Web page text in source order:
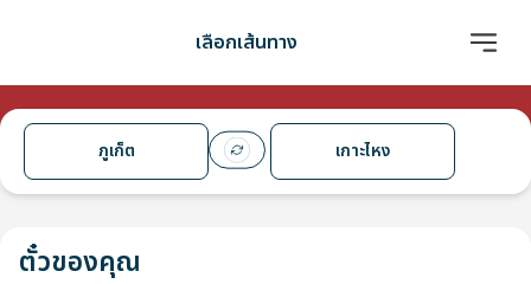
เลือกเส้นทาง
ภูเก็ต เกาะไหง
ตั๋วของคุณ